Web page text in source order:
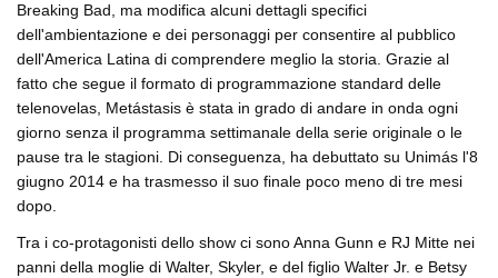
Breaking Bad, ma modifica alcuni dettagli specifici
dell'ambientazione e dei personaggi per consentire al pubblico
dell'America Latina di comprendere meglio la storia. Grazie al
fatto che segue il formato di programmazione standard delle
telenovelas, Metástasis è stata in grado di andare in onda ogni
giorno senza il programma settimanale della serie originale o le
pause tra le stagioni. Di conseguenza, ha debuttato su Unimás l'8
giugno 2014 e ha trasmesso il suo finale poco meno di tre mesi
dopo.
Tra i co-protagonisti dello show ci sono Anna Gunn e RJ Mitte nei
panni della moglie di Walter, Skyler, e del figlio Walter Jr. e Betsy